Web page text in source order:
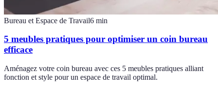
Bureau et Espace de Travail6 min
5 meubles pratiques pour optimiser un coin bureau
efficace
Aménagez votre coin bureau avec ces 5 meubles pratiques alliant
fonction et style pour un espace de travail optimal.